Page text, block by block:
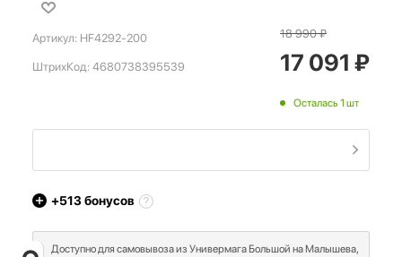
Артикул: HF4292-200
ШтрихКод: 4680738395539
18 990₽
17 091 ₽
Осталась 1 шт
+513бонусов
Доступно для самовывоза из Универмага Большой на Малышева,